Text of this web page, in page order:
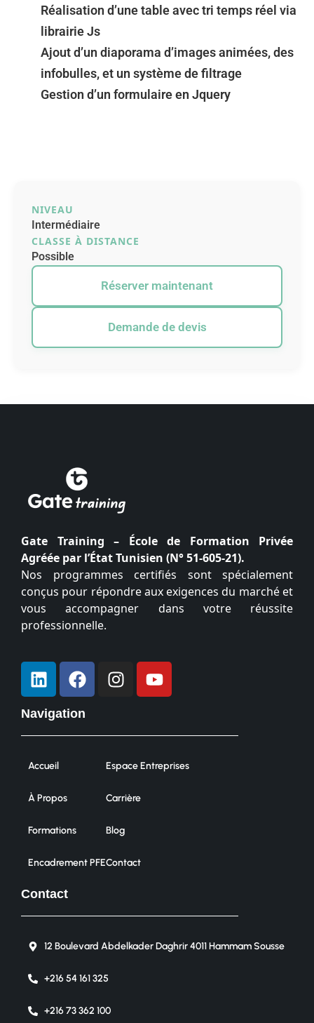
Réalisation d’une table avec tri temps réel via
librairie Js
Ajout d’un diaporama d’images animées, des
infobulles, et un système de filtrage
Gestion d’un formulaire en Jquery
NIVEAU
Intermédiaire
CLASSE À DISTANCE
Possible
Réserver maintenant
Demande de devis
Gate Training – École de Formation Privée
Agréée par l’État Tunisien (N° 51-605-21).
Nos programmes certifiés sont spécialement
conçus pour répondre aux exigences du marché et
vous accompagner dans votre réussite
professionnelle.
Navigation
Accueil
À Propos
Formations
Encadrement PFE
Espace Entreprises
Carrière
Blog
Contact
Contact
12 Boulevard Abdelkader Daghrir 4011 Hammam Sousse
+216 54 161 325
+216 73 362 100